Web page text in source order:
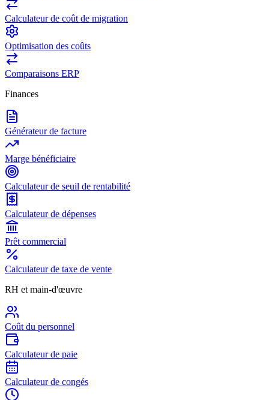
Calculateur de coût de migration
Optimisation des coûts
Comparaisons ERP
Finances
Générateur de facture
Marge bénéficiaire
Calculateur de seuil de rentabilité
Calculateur de dépenses
Prêt commercial
Calculateur de taxe de vente
RH et main-d'œuvre
Coût du personnel
Calculateur de paie
Calculateur de congés